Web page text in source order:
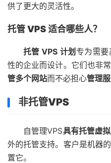
供了更大的灵活性。
托管 VPS 适合哪些人？
托管 VPS 计划 专为需
性的企业而设计。它们也非
管多个网站而不必担心管理
非托管VPS
自管理VPS具有托管虚
外的托管支持。客户是机器
置它。